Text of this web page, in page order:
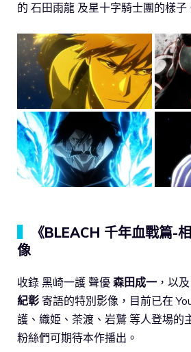
的 石田雨龍 及星十字騎士團的樣子
《BLEACH 千年血戰篇-
像
收錄 黑崎一護 聲優 森田成一 ，以
紀彰 寄語的特別影像，目前已在
護、織姫、茶渡、岩鷲 等人登場的
粉絲們可期待本作播出。